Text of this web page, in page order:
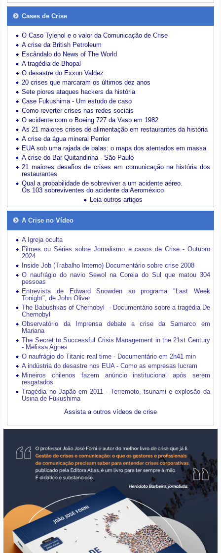
Cases de Crise
O Caso Tylenol e o valor da Comunicação de Crise
A crise da British Petroleum
Escândalo do News of The World
A tragédia de Bhopal
O desastre do Exxon Valdez
20 crises que marcaram os últimos dez anos
Sete piores ataques hackers da história
Case Fukushima - Um estudo de caso
Como reverter crises nas redes sociais
O acidente com o Boeing 727 da Vasp em 1982
As 21 maiores crises de alimentação em restaurantes da história
A crise da água mineral Perrier
EUA sob uma rajada de balas: o mapa dos atentados em massa
A crise do Bar Quitandinha - São Paulo
21 maiores desafios de crises em comunicação na história dos
restaurantes
Qual a probabilidade de sobreviver a um acidente aéreo.
Os 103 sobreviventes do acidente da Aeroméxico
Leia outros artigos
A Crise no Vídeo
A Igreja oculta
Filmes ou Séries sobre Jornalismo e casos de Crise - Outubro
2024
Inside Job (Trabalho Interno) Documentário sobre crise 2008
O naufrágio do navio Sewol na Coreia do Sul que matou 304
pessoas
Entrevista de Edward Snowden ao programa "Last Week
Tonight", de John Oliver
The Babushkas of Chernobyl - Documentário sobre a tragédia De
Chernobyl
Observatório da Imprensa debate a crise da Samarco em
Mariana
The Secret to Successful Crisis Management in the 21st Century
- Melissa Agnes
O naufrágio do Titanic real time - Documentário em 2h41 min
A indústria do desastre nos EUA - Como as empresas lucram
Mineiros chilenos fazem anúncio institucional após serem
resgatados
Tragédia no Japão em 2011 - Terremoto, tsunami e explosão da
Usina de Fukushima
Assista a outros vídeos de crise